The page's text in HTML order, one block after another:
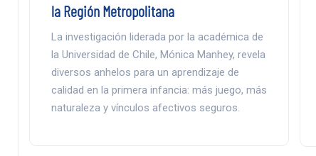
la Región Metropolitana
La investigación liderada por la académica de
la Universidad de Chile, Mónica Manhey, revela
diversos anhelos para un aprendizaje de
calidad en la primera infancia: más juego, más
naturaleza y vínculos afectivos seguros.